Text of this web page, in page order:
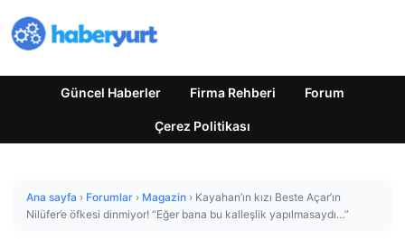
Güncel Haberler Firma Rehberi Forum
Çerez Politikası
Ana sayfa › Forumlar › Magazin › Kayahan’ın kızı Beste Açar’ın
Nilüfer’e öfkesi dinmiyor! “Eğer bana bu kalleşlik yapılmasaydı…”